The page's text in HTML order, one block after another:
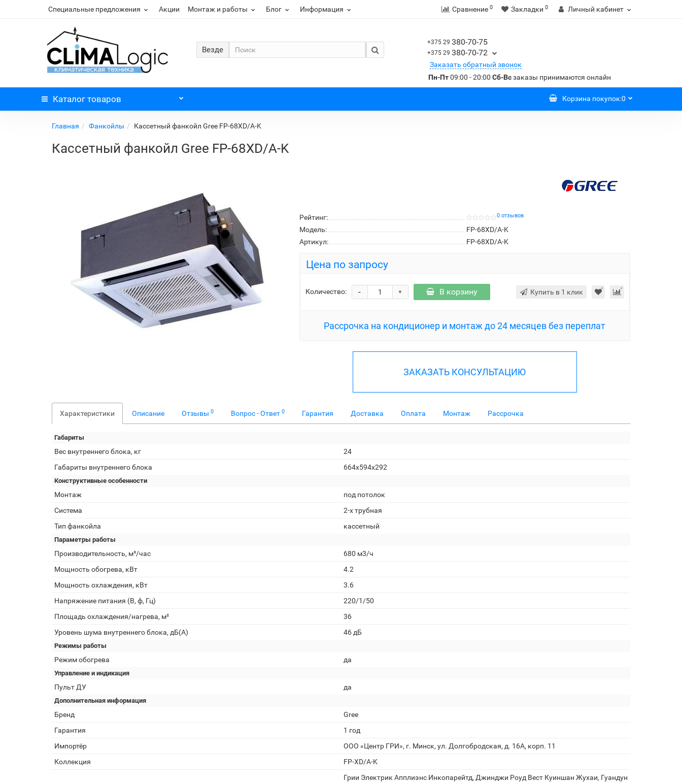
Специальные предложения Акции Монтаж и работы Блог Информация Сравнение 0 Закладки 0 Личный кабинет
Везде
+375 29 380-70-75
+375 29 380-70-72
Заказать обратный звонок
Пн-Пт09:00 - 20:00 Сб-Всзаказы принимаются онлайн
Каталог товаров Корзина покупок:0
Главная Фанкойлы Кассетный фанкойл Gree FP-68XD/A-K
Кассетный фанкойл Gree FP-68XD/A-K
Рейтинг: 0 отзывов
Модель:
FP-68XD/A-K
Артикул:
FP-68XD/A-K
Цена по запросу
Количество: +
- В корзину Купить в 1 клик
Рассрочка на кондиционер и монтаж до 24 месяцев без переплат
ЗАКАЗАТЬ КОНСУЛЬТАЦИЮ
Характеристики Описание Отзывы 0 Вопрос - Ответ 0 Гарантия Доставка Оплата Монтаж Рассрочка
Габариты
Вес внутреннего блока, кг
24
Габариты внутреннего блока
664х594х292
Конструктивные особенности
Монтаж
под потолок
Система
2-х трубная
Тип фанкойла
кассетный
Параметры работы
Производительность, м³/час
680 м3/ч
Мощность обогрева, кВт
4.2
Мощность охлаждения, кВт
3.6
Напряжение питания (В, ф, Гц)
220/1/50
Площадь охлаждения/нагрева, м²
36
Уровень шума внутреннего блока, дБ(А)
46 дБ
Режимы работы
Режим обогрева да
Управление и индикация
Пульт ДУ да
Дополнительная информация
Бренд
Gree
Гарантия
1 год
Импортёр
ООО «Центр ГРИ», г. Минск, ул. Долгобродская, д. 16А, корп. 11
Коллекция
FP-XD/A-K
Грии Электрик Апплиэнс Инкопарейтд, Джинджи Роуд Вест Куиншан Жухаи, Гуандун